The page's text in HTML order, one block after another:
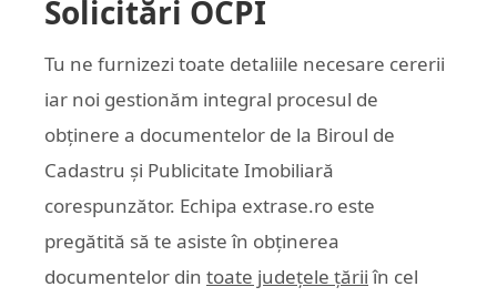
Solicitări OCPI
Tu ne furnizezi toate detaliile necesare cererii
iar noi gestionăm integral procesul de
obținere a documentelor de la Biroul de
Cadastru și Publicitate Imobiliară
corespunzător. Echipa extrase.ro este
pregătită să te asiste în obținerea
documentelor din toate județele țării în cel